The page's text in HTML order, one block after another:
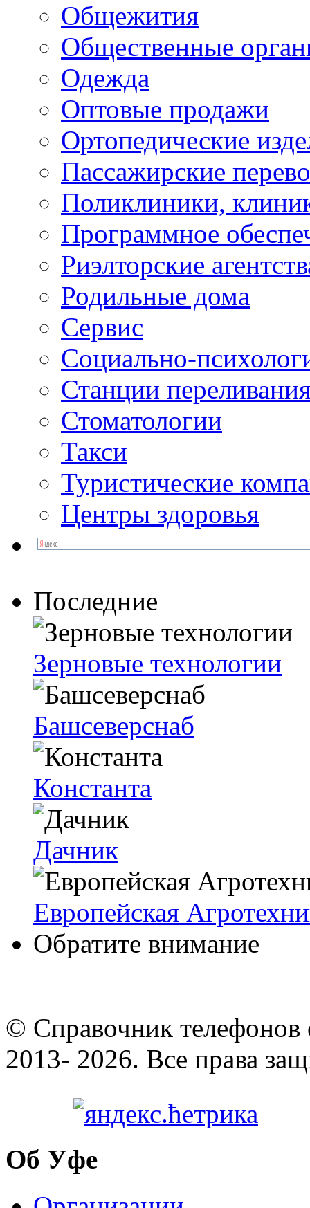
Общежития
Общественные
Одежда
Оптовые продажи
Ортопедические
Пассажирские
Поликлиники,
Программное
Риэлторские
Родильные дома
Сервис
Социально-
Станции
Стоматологии
Такси
Туристические
Центры здоровья
Последние
Зерновые технологии
Башсеверснаб
Константа
Дачник
Европейская
Обратите внимание
© Cправочник телефонов
2013- 2026. Все права
Об Уфе